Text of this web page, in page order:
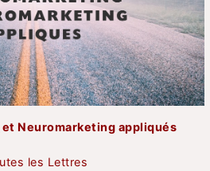
Neuromarketing appliqués
les Lettres